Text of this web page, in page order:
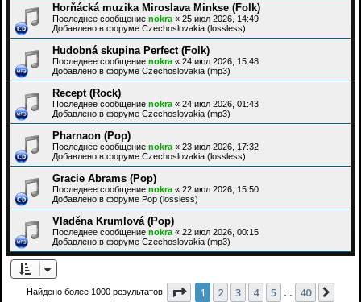
Horňácká muzika Miroslava Minkse (Folk)
Последнее сообщение nokra « 25 июл 2026, 14:49
Добавлено в форуме Czechoslovakia (lossless)
Hudobná skupina Perfect (Folk)
Последнее сообщение nokra « 24 июл 2026, 15:48
Добавлено в форуме Czechoslovakia (mp3)
Recept (Rock)
Последнее сообщение nokra « 24 июл 2026, 01:43
Добавлено в форуме Czechoslovakia (mp3)
Pharnaon (Pop)
Последнее сообщение nokra « 23 июл 2026, 17:32
Добавлено в форуме Czechoslovakia (lossless)
Gracie Abrams (Pop)
Последнее сообщение nokra « 22 июл 2026, 15:50
Добавлено в форуме Pop (lossless)
Vladěna Krumlová (Pop)
Последнее сообщение nokra « 22 июл 2026, 00:15
Добавлено в форуме Czechoslovakia (mp3)
Найдено более 1000 результатов Страница из 40
1 2 3 4 5 40